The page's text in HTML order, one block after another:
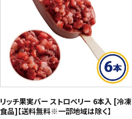
リッチ果実バー ストロベリー 6本入 [冷凍
食品]【送料無料※一部地域は除く】